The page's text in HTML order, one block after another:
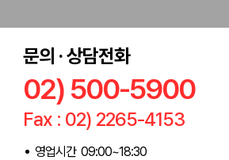
문의 · 상담전화
02) 500-5900
Fax : 02) 2265-4153
영업시간 09:00~18:30